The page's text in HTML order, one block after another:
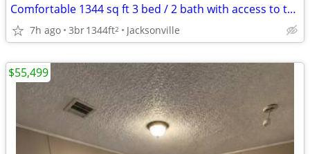
Comfortable 1344 sq ft 3 bed / 2 bath with access to transit
7h ago 3br1344ft2 Jacksonville
$55,499